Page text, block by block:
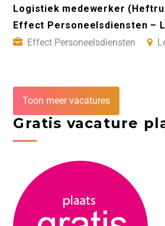
Logistiek medewerker
Effect Personeelsdiensten –
Effect Personeelsdiensten
Toon meer vacatures
Gratis vacature